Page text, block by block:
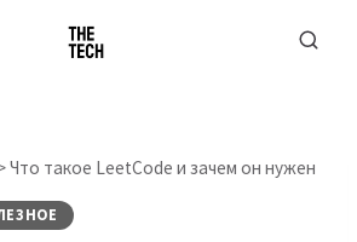
Что такое LeetCode и зачем он нужен